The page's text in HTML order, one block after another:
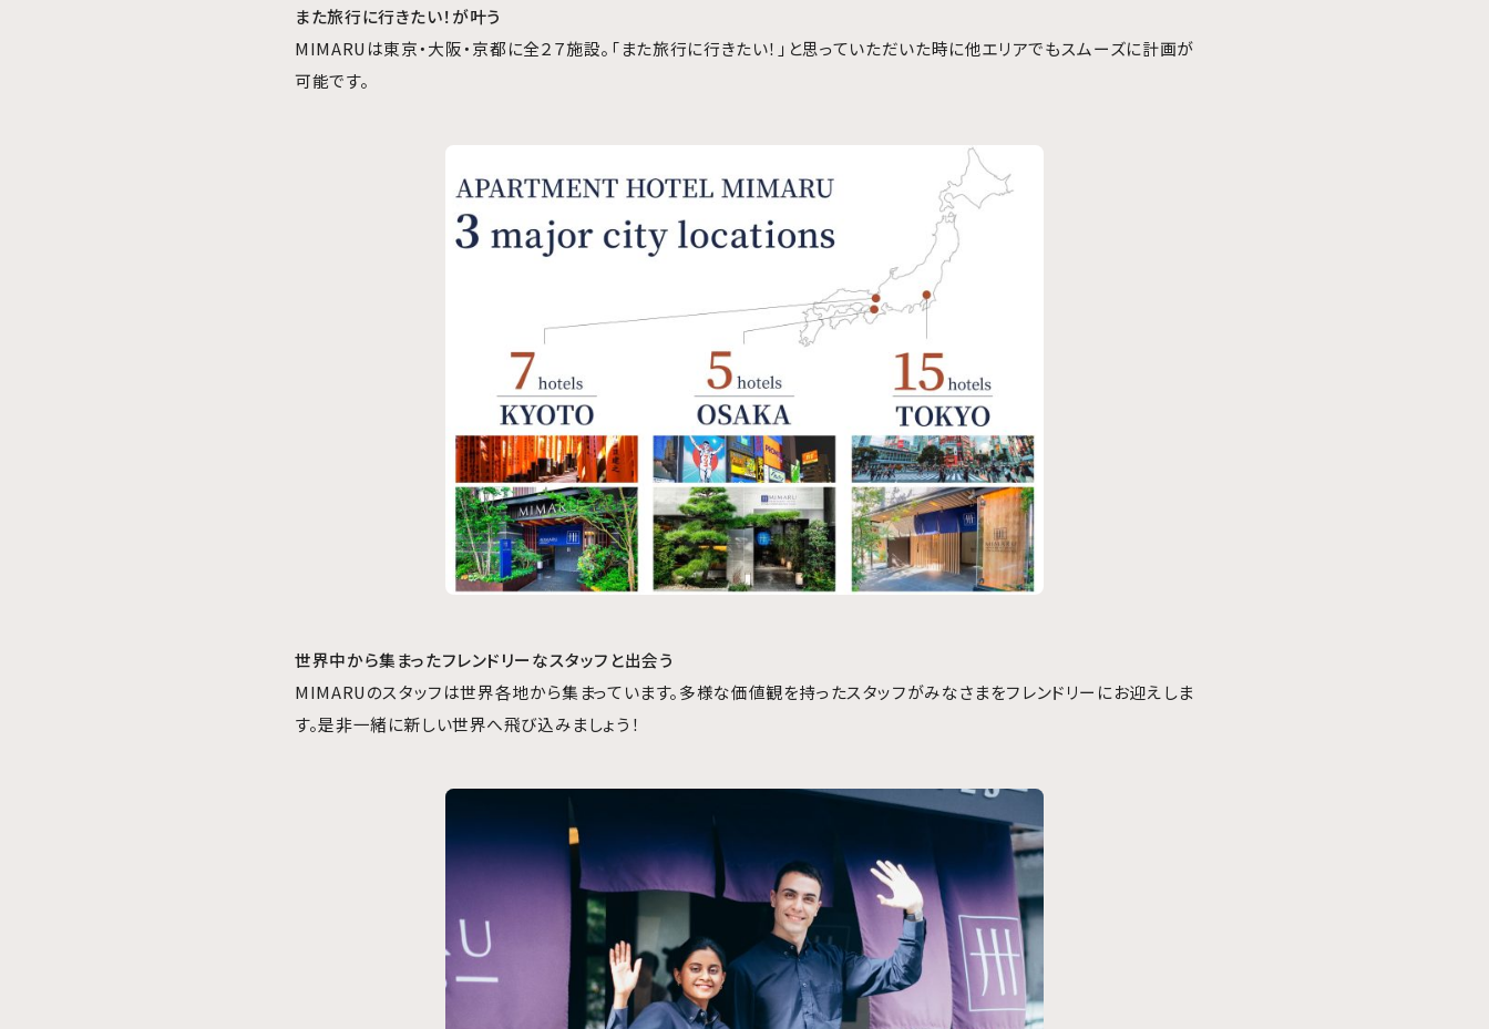
また旅行に行きたい！が叶う
MIMARUは東京・大阪・京都に全２７施設。「また旅行に行きたい！」と思っていただいた時に他エリアでもスムーズに計画が
可能です。
世界中から集まったフレンドリーなスタッフと出会う
MIMARUのスタッフは世界各地から集まっています。多様な価値観を持ったスタッフがみなさまをフレンドリーにお迎えしま
す。是非一緒に新しい世界へ飛び込みましょう！